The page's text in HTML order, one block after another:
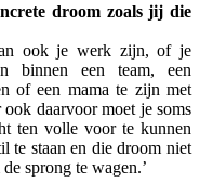
droom zoals jij die
ook je werk zijn, of je
binnen een team, een
of een mama te zijn met
daarvoor moet je soms
ten volle voor te kunnen
te staan en die droom niet
sprong te wagen.’